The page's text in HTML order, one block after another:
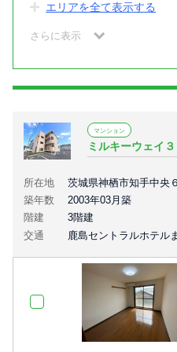
マンション
ミルキーウェイ３
所在地
茨城県神栖市知手中央
築年数
2003年03月築
階建
3階建
交通
鹿島セントラルホテル
エリアを全て表示する
さらに表示